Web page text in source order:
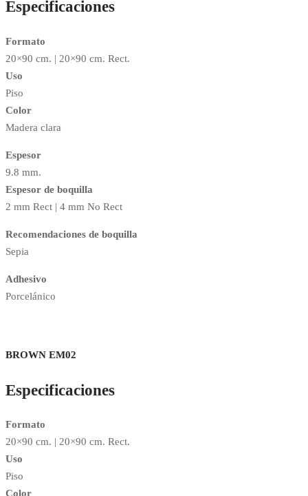
Especificaciones
Formato
20×90 cm. | 20×90 cm. Rect.
Uso
Piso
Color
Madera clara
Espesor
9.8 mm.
Espesor de boquilla
2 mm Rect | 4 mm No Rect
Recomendaciones de boquilla
Sepia
Adhesivo
Porcelánico
BROWN EM02
Especificaciones
Formato
20×90 cm. | 20×90 cm. Rect.
Uso
Piso
Color